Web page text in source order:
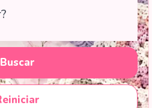
Buscar